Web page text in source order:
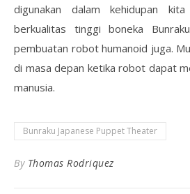
digunakan dalam kehidupan kita
berkualitas tinggi boneka
pembuatan robot humanoid juga.
di masa depan ketika robot dapat
manusia.
Bunraku Japanese Puppet Theater
By Thomas Rodriquez